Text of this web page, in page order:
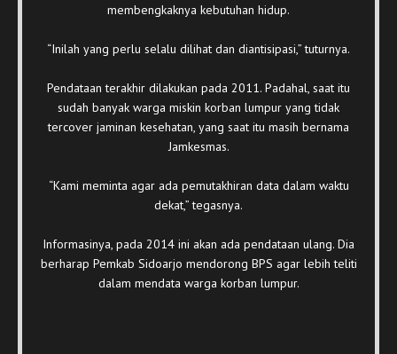
membengkaknya kebutuhan hidup.
“Inilah yang perlu selalu dilihat dan diantisipasi,” tuturnya.
Pendataan terakhir dilakukan pada 2011. Padahal, saat itu
sudah banyak warga miskin korban lumpur yang tidak
tercover jaminan kesehatan, yang saat itu masih bernama
Jamkesmas.
“Kami meminta agar ada pemutakhiran data dalam waktu
dekat,” tegasnya.
Informasinya, pada 2014 ini akan ada pendataan ulang. Dia
berharap Pemkab Sidoarjo mendorong BPS agar lebih teliti
dalam mendata warga korban lumpur.